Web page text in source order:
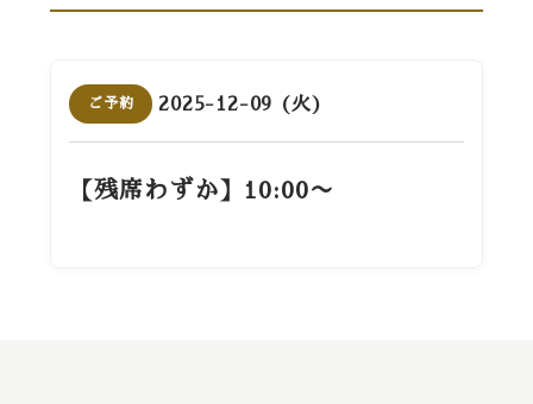
ご予約 2025-12-09 (火)
【残席わずか】10:00〜